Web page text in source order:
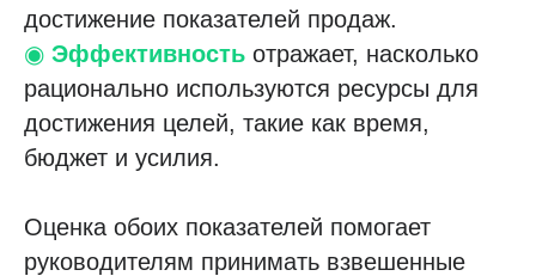
достижение показателей продаж.
◉ Эффективность отражает, насколько
рационально используются ресурсы для
достижения целей, такие как время,
бюджет и усилия.
Оценка обоих показателей помогает
руководителям принимать взвешенные